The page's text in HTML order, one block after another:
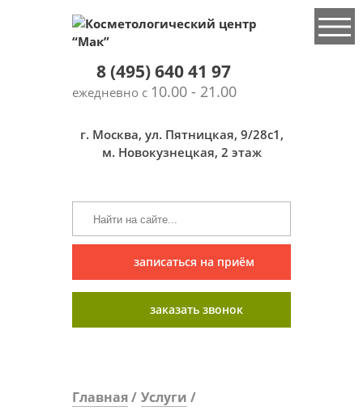
8 (495) 640 41 97
ежедневно с 10.00 - 21.00
г. Москва, ул. Пятницкая, 9/28с1,
м. Новокузнецкая, 2 этаж
записаться на приём
заказать звонок
Главная Услуги